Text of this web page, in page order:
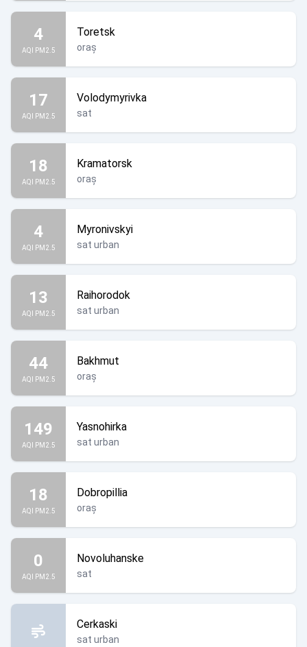
4
AQI PM2.5
Toretsk
oraș
17
AQI PM2.5
Volodymyrivka
sat
18
AQI PM2.5
Kramatorsk
oraș
4
AQI PM2.5
Myronivskyi
sat urban
13
AQI PM2.5
Raihorodok
sat urban
44
AQI PM2.5
Bakhmut
oraș
149
AQI PM2.5
Yasnohirka
sat urban
18
AQI PM2.5
Dobropillia
oraș
0
AQI PM2.5
Novoluhanske
sat
Cerkaski
sat urban